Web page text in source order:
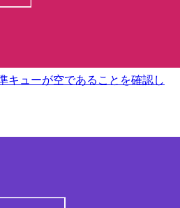
キューが空であることを確認し